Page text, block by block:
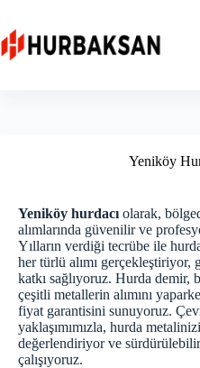
content
Yeniköy
Yeniköy hurdacı olarak,
alımlarında güvenilir ve
Yılların verdiği tecrübe ile
her türlü alımı gerçekleştiriyor,
katkı sağlıyoruz. Hurda demir,
çeşitli metallerin alımını
fiyat garantisini sunuyoruz.
yaklaşımımızla, hurda
değerlendiriyor ve
çalışıyoruz.